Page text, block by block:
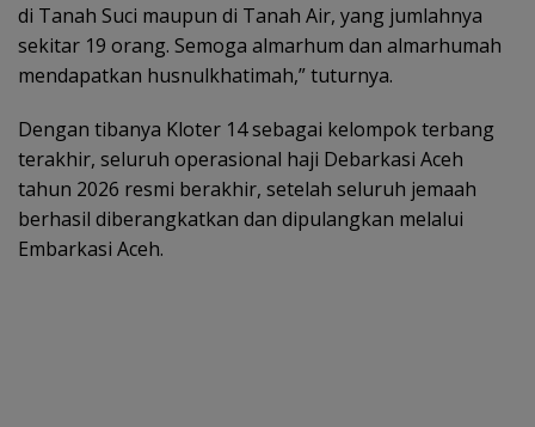
di Tanah Suci maupun di Tanah Air, yang jumlahnya
sekitar 19 orang. Semoga almarhum dan almarhumah
mendapatkan husnulkhatimah,” tuturnya.
Dengan tibanya Kloter 14 sebagai kelompok terbang
terakhir, seluruh operasional haji Debarkasi Aceh
tahun 2026 resmi berakhir, setelah seluruh jemaah
berhasil diberangkatkan dan dipulangkan melalui
Embarkasi Aceh.